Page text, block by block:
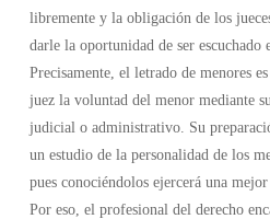
libremente y la obligación de los
darle la oportunidad de ser escuchado
Precisamente, el letrado de menores
juez la voluntad del menor mediante
judicial o administrativo. Su
un estudio de la personalidad de los
pues conociéndolos ejercerá una mejor
Por eso, el profesional del derecho